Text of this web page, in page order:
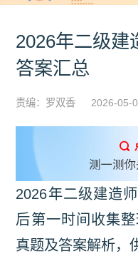
2026年二级建
答案汇总
责编：罗双香 2026-05-
2026年二级建造
后第一时间收集
真题及答案解析，